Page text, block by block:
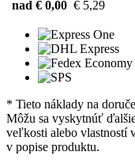
nad € 0,00 € 5,29
* Tieto náklady na
Môžu sa vyskytnúť
veľkosti alebo vlastností
v popise produktu.